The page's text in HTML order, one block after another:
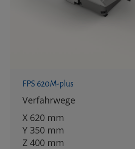
FPS 620M-plus
Verfahrwege
X 620 mm
Y 350 mm
Z 400 mm